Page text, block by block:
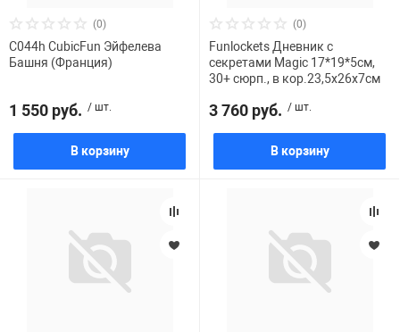
(0)
C044h CubicFun Эйфелева
Башня (Франция)
1 550 руб. / шт.
В корзину
(0)
Funlockets Дневник с
секретами Magic 17*19*5см,
30+ сюрп., в кор.23,5х26х7см
3 760 руб. / шт.
В корзину